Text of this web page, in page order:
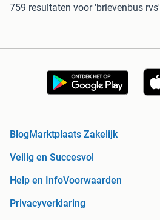
759 resultaten voor 'brievenbus rvs'
BlogMarktplaats Zakelijk
Veilig en Succesvol
Help en InfoVoorwaarden
Privacyverklaring